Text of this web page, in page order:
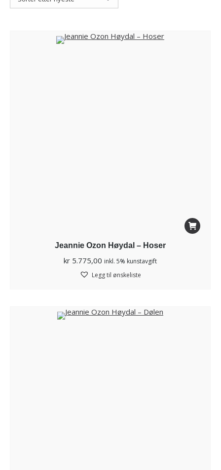
Jeannie Ozon Høydal – Hoser
kr 5.775,00 inkl. 5% kunstavgift
Legg til ønskeliste